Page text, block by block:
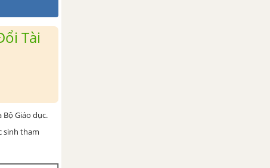
Tài
Giáo dục.
sinh tham